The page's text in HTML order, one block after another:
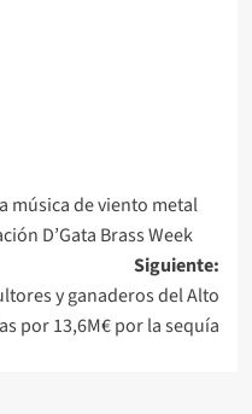
música de viento metal
D’Gata Brass Week
Siguiente:
y ganaderos del Alto
por 13,6M€ por la sequía